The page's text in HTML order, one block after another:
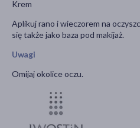
Krem
Aplikuj rano i wieczorem na
się także jako baza pod makijaż.
Uwagi
Omijaj okolice oczu.